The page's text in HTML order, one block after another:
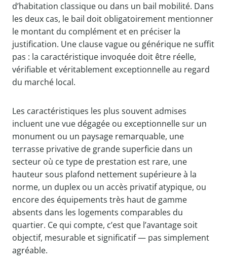
d’habitation classique ou dans un bail mobilité. Dans
les deux cas, le bail doit obligatoirement mentionner
le montant du complément et en préciser la
justification. Une clause vague ou générique ne suffit
pas : la caractéristique invoquée doit être réelle,
vérifiable et véritablement exceptionnelle au regard
du marché local.
Les caractéristiques les plus souvent admises
incluent une vue dégagée ou exceptionnelle sur un
monument ou un paysage remarquable, une
terrasse privative de grande superficie dans un
secteur où ce type de prestation est rare, une
hauteur sous plafond nettement supérieure à la
norme, un duplex ou un accès privatif atypique, ou
encore des équipements très haut de gamme
absents dans les logements comparables du
quartier. Ce qui compte, c’est que l’avantage soit
objectif, mesurable et significatif — pas simplement
agréable.